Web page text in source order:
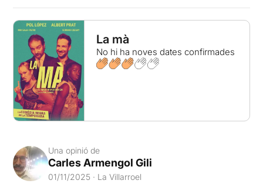
La mà
No hi ha noves dates confirmades
Una opinió de
Carles Armengol Gili
01/11/2025 · La Villarroel